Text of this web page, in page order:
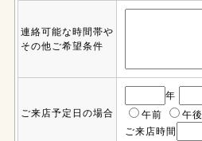
連絡可能な時間帯や
その他ご希望条件
ご来店予定日の場合
年
午前
午後
ご来店時間